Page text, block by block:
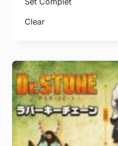
Clear